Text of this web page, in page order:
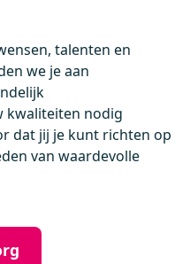
talenten en
we je aan
kwaliteiten nodig
dat jij je kunt richten op
van waardevolle